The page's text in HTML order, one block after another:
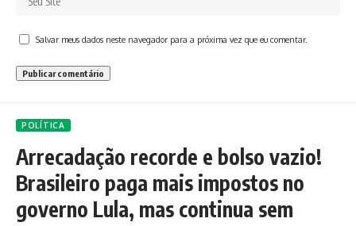
Salvar meus dados neste navegador para a próxima vez que eu comentar.
POLÍTICA
Arrecadação recorde e bolso vazio!
Brasileiro paga mais impostos no
governo Lula, mas continua sem